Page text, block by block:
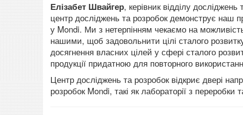
Елізабет Швайгер, керівник відділу
центр досліджень та розробок демонструє наш
у Mondi. Ми з нетерпінням чекаємо на
нашими, щоб задовольнити цілі сталого
досягнення власних цілей у сфері сталого
продукції придатною для повторного
Центр досліджень та розробок відкриє двері
розробок Mondi, такі як лабораторії з